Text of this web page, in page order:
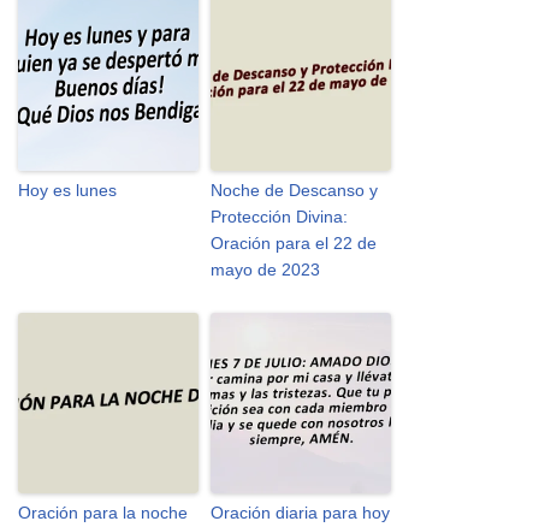
Hoy es lunes
Noche de Descanso y
Protección Divina:
Oración para el 22 de
mayo de 2023
Oración para la noche
Oración diaria para hoy